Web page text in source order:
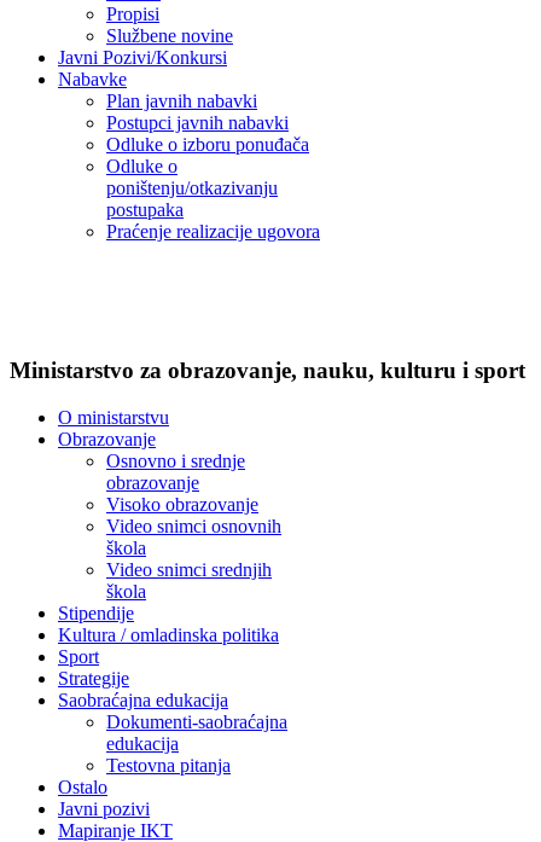
Propisi
Službene novine
Javni Pozivi/Konkursi
Nabavke
Plan javnih nabavki
Postupci javnih nabavki
Odluke o izboru ponuđača
Odluke o
poništenju/otkazivanju
postupaka
Praćenje realizacije ugovora
Ministarstvo za obrazovanje, nauku, kulturu i sport
O ministarstvu
Obrazovanje
Osnovno i srednje
obrazovanje
Visoko obrazovanje
Video snimci osnovnih
škola
Video snimci srednjih
škola
Stipendije
Kultura / omladinska politika
Sport
Strategije
Saobraćajna edukacija
Dokumenti-saobraćajna
edukacija
Testovna pitanja
Ostalo
Javni pozivi
Mapiranje IKT